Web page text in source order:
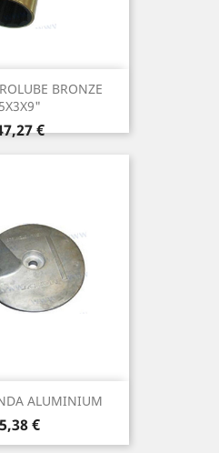
BRONZE
€
ALUMINIUM
€